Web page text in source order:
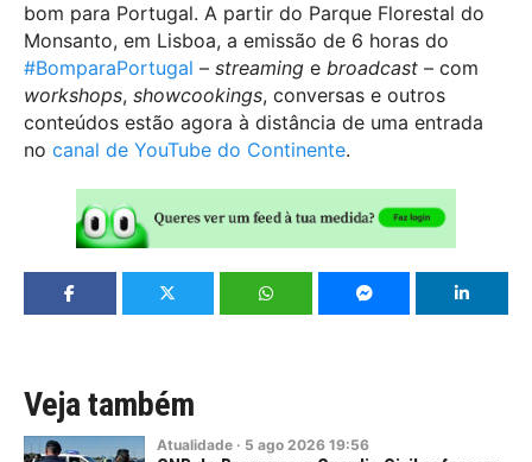
bom para Portugal. A partir do Parque Florestal do
Monsanto, em Lisboa, a emissão de 6 horas do
#BomparaPortugal – streaming e broadcast – com
workshops, showcookings, conversas e outros
conteúdos estão agora à distância de uma entrada
no canal de YouTube do Continente.
Veja também
Atualidade · 5 ago 2026 19:56